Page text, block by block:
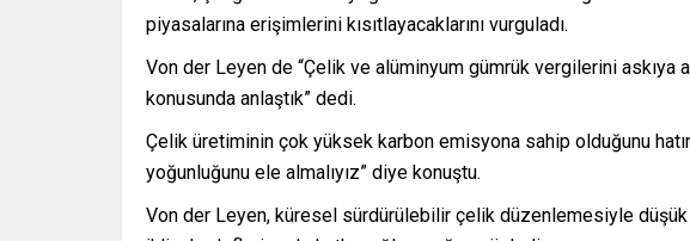
piyasalarına erişimlerini kısıtlayacaklarını vurguladı.
Von der Leyen de “Çelik ve alüminyum gümrük vergilerini
konusunda anlaştık” dedi.
Çelik üretiminin çok yüksek karbon emisyona sahip olduğunu
yoğunluğunu ele almalıyız” diye konuştu.
Von der Leyen, küresel sürdürülebilir çelik düzenlemesiyle